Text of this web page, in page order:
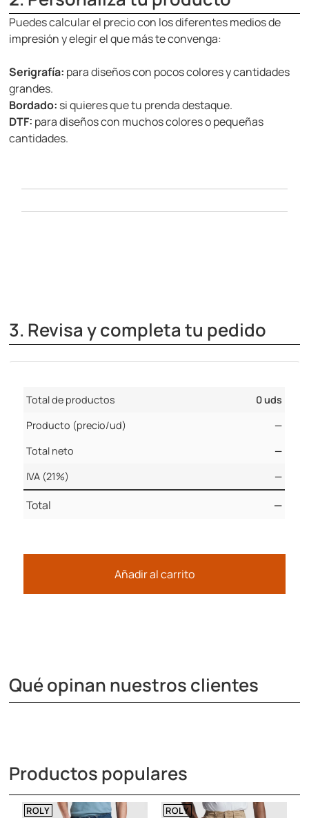
Puedes calcular el precio con los diferentes medios de
impresión y elegir el que más te convenga:
Serigrafía: para diseños con pocos colores y cantidades
grandes.
Bordado: si quieres que tu prenda destaque.
DTF: para diseños con muchos colores o pequeñas
cantidades.
3. Revisa y completa tu pedido
Total de productos
0 uds
Producto (precio/ud)
—
Total neto
—
IVA (21%)
—
Total —
Añadir al carrito
Qué opinan nuestros clientes
Productos populares
ROLY ROLY